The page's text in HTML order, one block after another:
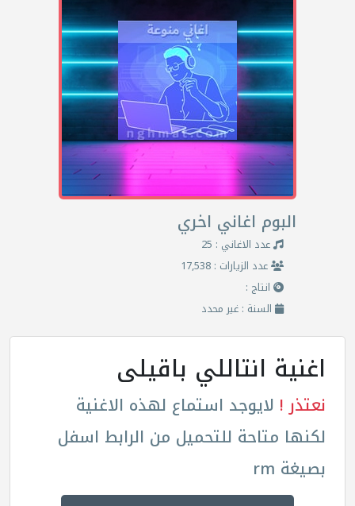
البوم اغاني اخري
عدد الاغاني : 25
عدد الزيارات : 17,538
انتاج :
السنة : غير محدد
اغنية انتاللي باقيلى
نعتذر ! لايوجد استماع لهذه الاغنية
لكنها متاحة للتحميل من الرابط اسفل
بصيغة rm